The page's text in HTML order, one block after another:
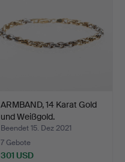
ARMBAND, 14 Karat Gold
und Weißgold.
Beendet 15. Dez 2021
7 Gebote
301 USD